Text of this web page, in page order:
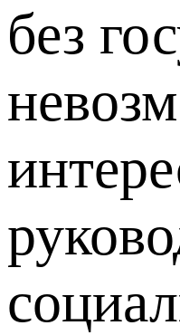
без